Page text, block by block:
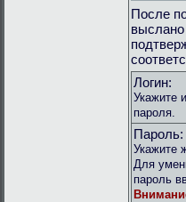
После
Логин:
Укажите
пароля.
Пароль:
Укажите
Для
пароль